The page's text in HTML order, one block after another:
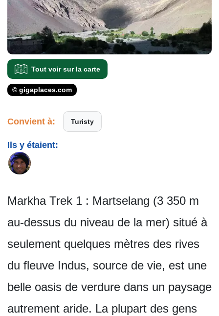
Tout voir sur la carte
© gigaplaces.com
Convient à: Turisty
Ils y étaient:
Markha Trek 1 : Martselang (3 350 m
au-dessus du niveau de la mer) situé à
seulement quelques mètres des rives
du fleuve Indus, source de vie, est une
belle oasis de verdure dans un paysage
autrement aride. La plupart des gens